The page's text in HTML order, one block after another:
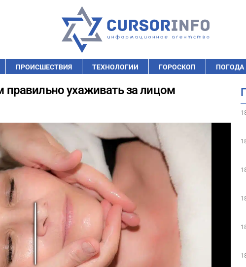
ПРОИСШЕСТВИЯ ТЕХНОЛОГИИ ГОРОСКОП ПОГОДА
правильно ухаживать за лицом
Play